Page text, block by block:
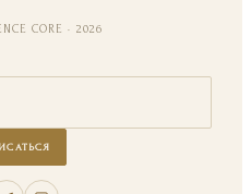
CORE · 2026
EMAIL ДЛЯ РАССЫЛКИ